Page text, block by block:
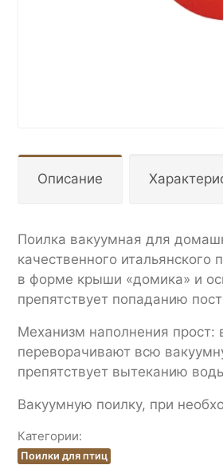
Описание
Поилка вакуумная для
качественного итальянского
в форме крыши «домика» и
препятствует попаданию
Механизм наполнения прост:
переворачивают всю
препятствует вытеканию
Вакуумную поилку, при
Категории:
Поилки для птиц